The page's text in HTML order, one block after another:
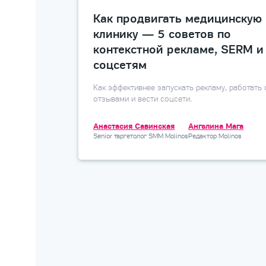
Как продвигать медицинскую
клинику — 5 советов по
контекстной рекламе, SERM и
соцсетям
Как эффективнее запускать рекламу, работать
отзывами и вести соцсети.
Анастасия Савинская
Senior таргетолог SMM Molinos
Ангелина Мага
Редактор Molinos